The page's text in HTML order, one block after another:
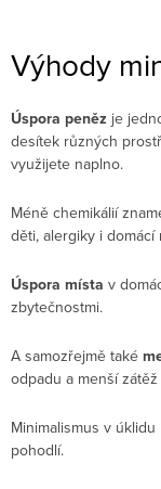
Výhody
Úspora peněz je
desítek různých
využijete naplno.
Méně chemikálií
děti, alergiky i domácí
Úspora místa v
zbytečnostmi.
A samozřejmě také
odpadu a menší
Minimalismus v
pohodlí.